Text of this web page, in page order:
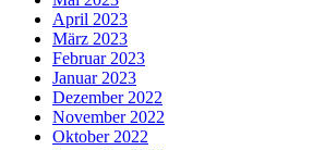
April 2023
März 2023
Februar 2023
Januar 2023
Dezember 2022
November 2022
Oktober 2022